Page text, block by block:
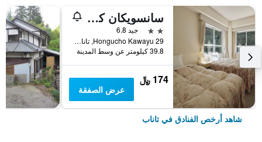
سانسويكان كاوايو ماتسويا
2 نجمتين
جيد 6.8
29 Hongucho Kawayu, تاناب, اليابان
39.8 كيلومتر عن وسط المدينة
174 ﷼
عرض الصفقة
شاهد أرخص الفنادق في تاناب